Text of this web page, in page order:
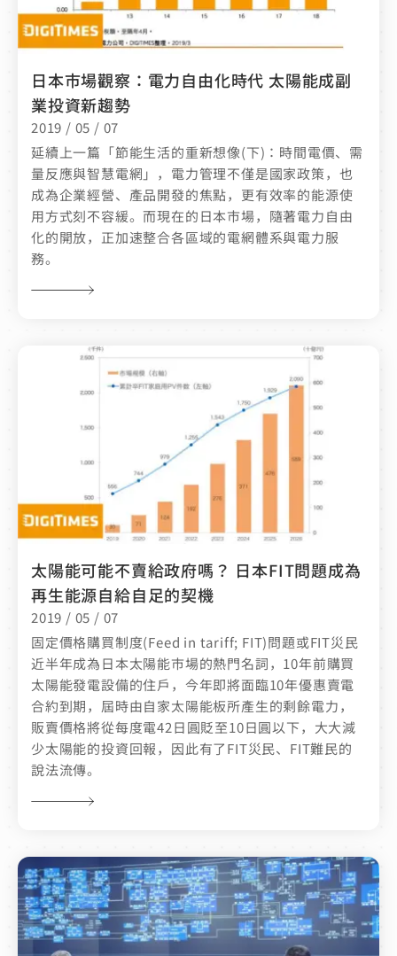
日本市場觀察：電力自由化時代 太陽能成副
業投資新趨勢
2019 / 05 / 07
延續上一篇「節能生活的重新想像(下)：時間電價、需
量反應與智慧電網」，電力管理不僅是國家政策，也
成為企業經營、產品開發的焦點，更有效率的能源使
用方式刻不容緩。而現在的日本市場，隨著電力自由
化的開放，正加速整合各區域的電網體系與電力服
務。
太陽能可能不賣給政府嗎？ 日本FIT問題成為
再生能源自給自足的契機
2019 / 05 / 07
固定價格購買制度(Feed in tariff; FIT)問題或FIT災民
近半年成為日本太陽能市場的熱門名詞，10年前購買
太陽能發電設備的住戶，今年即將面臨10年優惠賣電
合約到期，屆時由自家太陽能板所產生的剩餘電力，
販賣價格將從每度電42日圓貶至10日圓以下，大大減
少太陽能的投資回報，因此有了FIT災民、FIT難民的
說法流傳。